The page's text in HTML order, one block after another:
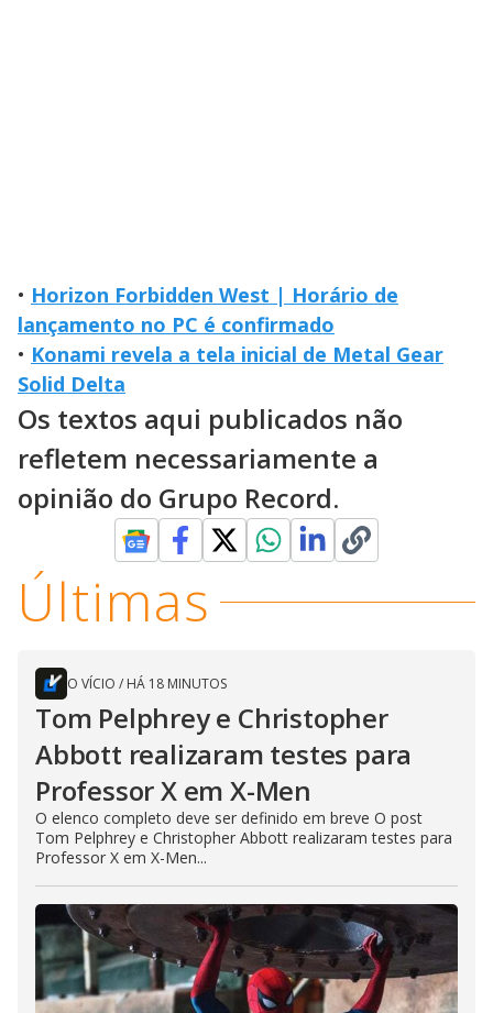
• Horizon Forbidden West | Horário de
lançamento no PC é confirmado
• Konami revela a tela inicial de Metal Gear
Solid Delta
Os textos aqui publicados não
refletem necessariamente a
opinião do Grupo Record.
Últimas
O VÍCIO / HÁ 18 MINUTOS
Tom Pelphrey e Christopher
Abbott realizaram testes para
Professor X em X-Men
O elenco completo deve ser definido em breve O post
Tom Pelphrey e Christopher Abbott realizaram testes para
Professor X em X-Men...